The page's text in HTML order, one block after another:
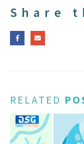
Share
RELATED